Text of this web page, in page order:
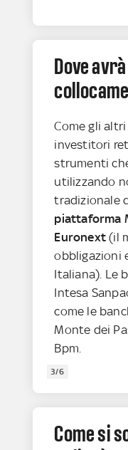
Dove
Come gli
investitori
strumenti
utilizzando
tradizionale
piattaforma
Euronext (il
obbligazioni
Italiana). Le
Intesa
come le
Monte dei
Bpm.
3/6
Come si